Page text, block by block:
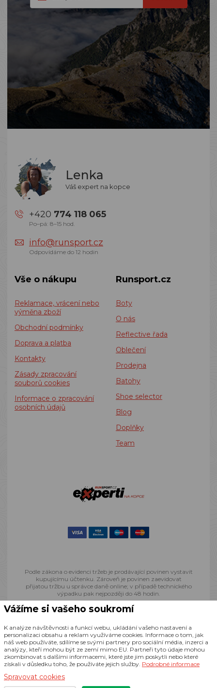
Lenka
Váš expert na kopce
+420 774 118 065
Po–pá: 8–15 hod.
info@runsport.cz
Odpovídáme do 12 hodin
Vše o nákupu
Reklamace, vrácení nebo
výměna zboží
Obchodní podmínky
Doprava a platba
Kontakty
Zásady zpracování
souborů cookies
Informace o zpracování
osobních údajů
Runsport.cz
Boty
O nás
Reflective řada
Oblečení
Prodejna
Batohy
Shoe selector
Blog
Doplňky
Team
Podle zákona o evidenci tržeb je prodávající povinen vystavit
kupujícímu účtenku. Zároveň je povinen zaevidovat
přijatou tržbu u správce daně online; v případě technického
výpadku pak nejpozději do 48 hodin.
RealizaceCZECHGROUP.cz
Vážíme si vašeho soukromí
K analýze návštěvnosti a funkcí webu, ukládání vašeho nastavení a
personalizaci obsahu a reklam využíváme cookies. Informace o tom, jak
náš web používáte, sdílíme se svými partnery pro sociální média, inzerci a
analýzy, kteří mohou být ze zemí mimo EU. Partneři tyto údaje mohou
zkombinovat s dalšími informacemi, které jste jim poskytli nebo které
získali v důsledku toho, že používáte jejich služby. Podrobné informace
Spravovat cookies